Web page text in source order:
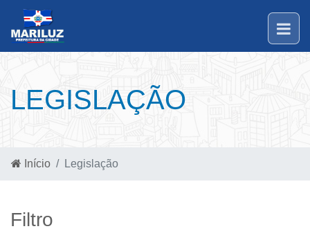
LEGISLAÇÃO
Início Legislação
Filtro